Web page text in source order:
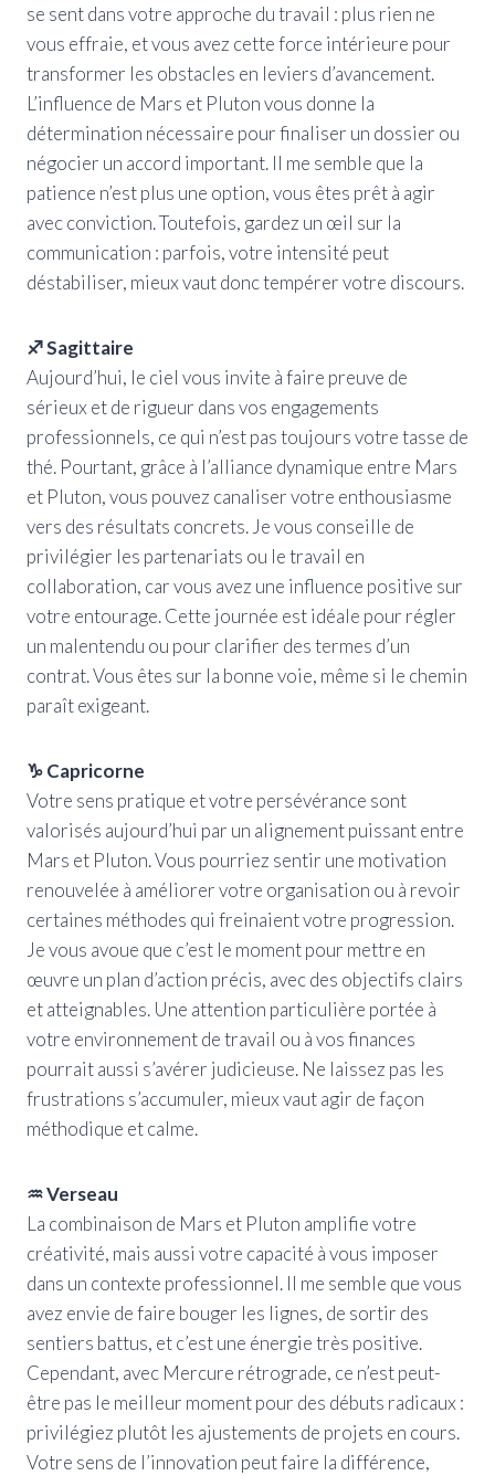
se sent dans votre approche du travail : plus rien ne
vous effraie, et vous avez cette force intérieure pour
transformer les obstacles en leviers d’avancement.
L’influence de Mars et Pluton vous donne la
détermination nécessaire pour finaliser un dossier ou
négocier un accord important. Il me semble que la
patience n’est plus une option, vous êtes prêt à agir
avec conviction. Toutefois, gardez un œil sur la
communication : parfois, votre intensité peut
déstabiliser, mieux vaut donc tempérer votre discours.
♐ Sagittaire
Aujourd’hui, le ciel vous invite à faire preuve de
sérieux et de rigueur dans vos engagements
professionnels, ce qui n’est pas toujours votre tasse de
thé. Pourtant, grâce à l’alliance dynamique entre Mars
et Pluton, vous pouvez canaliser votre enthousiasme
vers des résultats concrets. Je vous conseille de
privilégier les partenariats ou le travail en
collaboration, car vous avez une influence positive sur
votre entourage. Cette journée est idéale pour régler
un malentendu ou pour clarifier des termes d’un
contrat. Vous êtes sur la bonne voie, même si le chemin
paraît exigeant.
♑ Capricorne
Votre sens pratique et votre persévérance sont
valorisés aujourd’hui par un alignement puissant entre
Mars et Pluton. Vous pourriez sentir une motivation
renouvelée à améliorer votre organisation ou à revoir
certaines méthodes qui freinaient votre progression.
Je vous avoue que c’est le moment pour mettre en
œuvre un plan d’action précis, avec des objectifs clairs
et atteignables. Une attention particulière portée à
votre environnement de travail ou à vos finances
pourrait aussi s’avérer judicieuse. Ne laissez pas les
frustrations s’accumuler, mieux vaut agir de façon
méthodique et calme.
♒ Verseau
La combinaison de Mars et Pluton amplifie votre
créativité, mais aussi votre capacité à vous imposer
dans un contexte professionnel. Il me semble que vous
avez envie de faire bouger les lignes, de sortir des
sentiers battus, et c’est une énergie très positive.
Cependant, avec Mercure rétrograde, ce n’est peut-
être pas le meilleur moment pour des débuts radicaux :
privilégiez plutôt les ajustements de projets en cours.
Votre sens de l’innovation peut faire la différence,